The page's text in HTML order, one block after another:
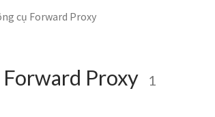
cụ Forward Proxy
Forward Proxy 1